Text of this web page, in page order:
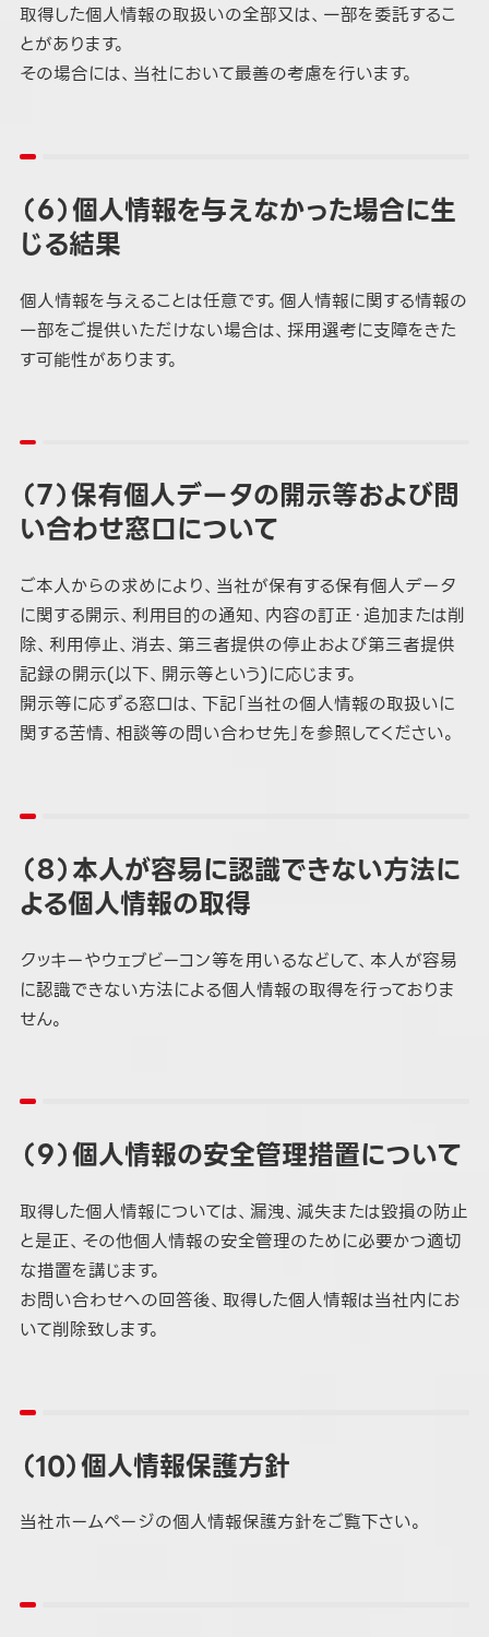
取得した個人情報の取扱いの全部又は、一部を委託するこ
とがあります。
その場合には、当社において最善の考慮を行います。
（６）個人情報を与えなかった場合に生
じる結果
個人情報を与えることは任意です。個人情報に関する情報の
一部をご提供いただけない場合は、採用選考に支障をきた
す可能性があります。
（７）保有個人データの開示等および問
い合わせ窓口について
ご本人からの求めにより、当社が保有する保有個人データ
に関する開示、利用目的の通知、内容の訂正・追加または削
除、利用停止、消去、第三者提供の停止および第三者提供
記録の開示(以下、開示等という)に応じます。
開示等に応ずる窓口は、下記「当社の個人情報の取扱いに
関する苦情、相談等の問い合わせ先」を参照してください。
（８）本人が容易に認識できない方法に
よる個人情報の取得
クッキーやウェブビーコン等を用いるなどして、本人が容易
に認識できない方法による個人情報の取得を行っておりま
せん。
（９）個人情報の安全管理措置について
取得した個人情報については、漏洩、減失または毀損の防止
と是正、その他個人情報の安全管理のために必要かつ適切
な措置を講じます。
お問い合わせへの回答後、取得した個人情報は当社内にお
いて削除致します。
（10）個人情報保護方針
当社ホームページの個人情報保護方針をご覧下さい。